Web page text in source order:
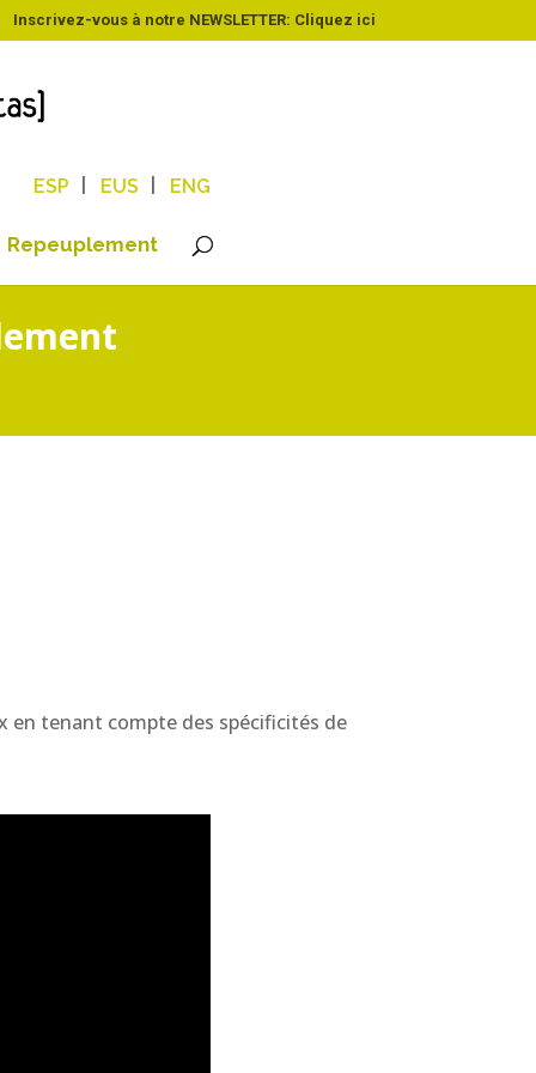
Inscrivez-vous à notre NEWSLETTER: Cliquez ici
Repeuplement
ESP EUS ENG
en tenant compte des spécificités de